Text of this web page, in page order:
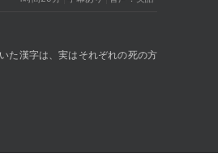
無料テレビ
た漢字は、実はそれぞれの死の方